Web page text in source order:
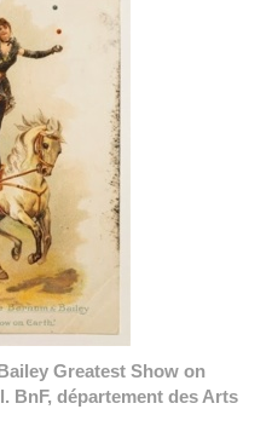
Greatest Show on
BnF, département des Arts